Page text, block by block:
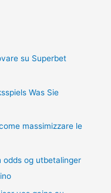
su Superbet
Was Sie
massimizzare le
odds og utbetalinger